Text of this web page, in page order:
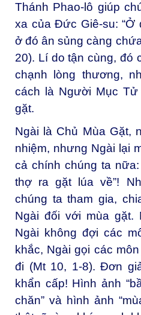
Thánh Phao-lô giúp
xa của Đức Giê-su: “Ở
ở đó ân sủng càng
20). Lí do tận cùng, đó
chạnh lòng thương,
cách là Người Mục
gặt.
Ngài là Chủ Mùa Gặt,
nhiệm, nhưng Ngài lại
cả chính chúng ta
thợ ra gặt lúa về”!
chúng ta tham gia,
Ngài đối với mùa gặt.
Ngài không đợi các
khắc, Ngài gọi các
đi (Mt 10, 1-8). Đơn
khẩn cấp! Hình ảnh
chăn” và hình ảnh